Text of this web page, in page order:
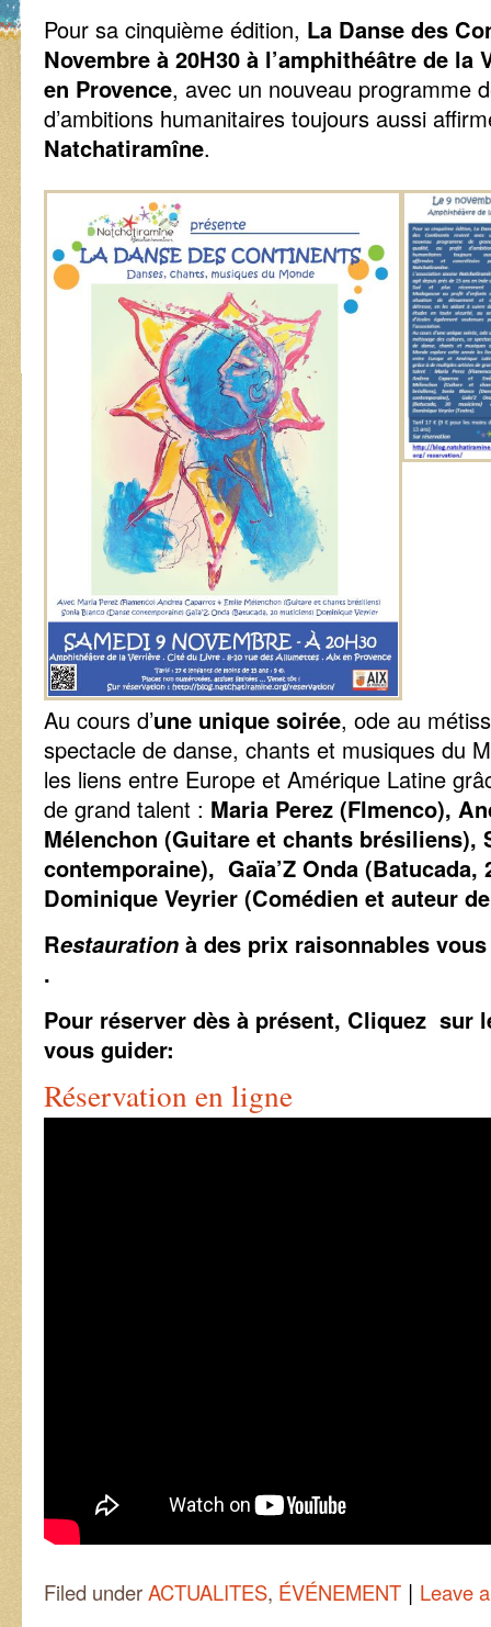
Pour sa cinquième édition, La Danse des
Novembre à 20H30 à l’amphithéâtre de la
en Provence, avec un nouveau programme
d’ambitions humanitaires toujours aussi
Natchatiramîne.
Au cours d’une unique soirée, ode au
spectacle de danse, chants et musiques du
les liens entre Europe et Amérique Latine
de grand talent : Maria Perez (Flmenco),
Mélenchon (Guitare et chants brésiliens),
contemporaine), Gaïa’Z Onda
Dominique Veyrier (Comédien et auteur
Restauration à des prix raisonnables
.
Pour réserver dès à présent, Cliquez sur
vous guider:
Réservation en ligne
Filed underACTUALITES, ÉVÉNEMENT | Leave